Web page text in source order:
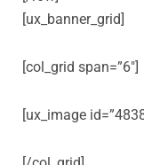
[ux_banner_grid]
[col_grid span=”6″]
[ux_image